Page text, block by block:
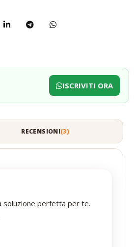
ISCRIVITI ORA
soluzione perfetta per te.
RECENSIONI 3